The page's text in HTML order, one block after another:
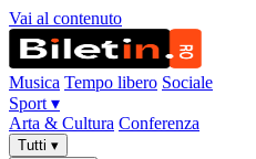
Vai al contenuto
Musica Tempo libero Sociale
Sport ▾
Arta & Cultura Conferenza
Tutti ▾